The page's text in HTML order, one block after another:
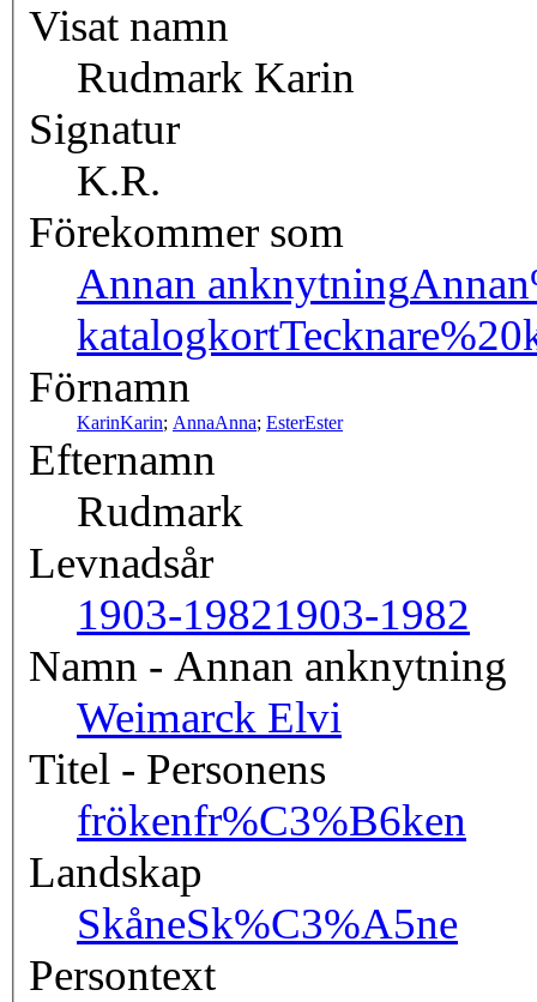
Visat namn
Rudmark Karin
Signatur
K.R.
Förekommer som
Annan anknytning
katalogkort
Förnamn
KarinKarin; AnnaAnna; EsterEster
Efternamn
Rudmark
Levnadsår
1903-19821903-1982
Namn - Annan anknytning
Weimarck Elvi
Titel - Personens
frökenfr%C3%B6ken
Landskap
SkåneSk%C3%A5ne
Persontext